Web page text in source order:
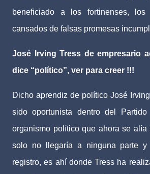
beneficiado a los fortinenses,
cansados de falsas promesas
José Irving Tress de empresario
dice “político”, ver para creer !!!
Dicho aprendiz de político José
sido oportunista dentro del
organismo político que ahora se alía
solo no llegaría a ninguna parte y
registro, es ahí donde Tress ha